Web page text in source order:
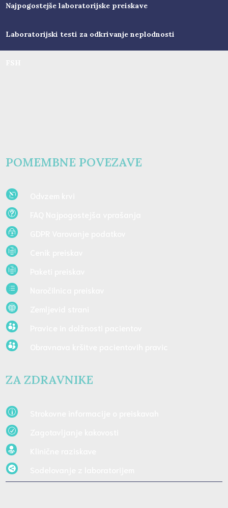
Najpogostejše laboratorijske preiskave
Laboratorijski testi za odkrivanje neplodnosti
POMEMBNE POVEZAVE
l
t
~
h
h
d



ZA ZDRAVNIKE
p
R

